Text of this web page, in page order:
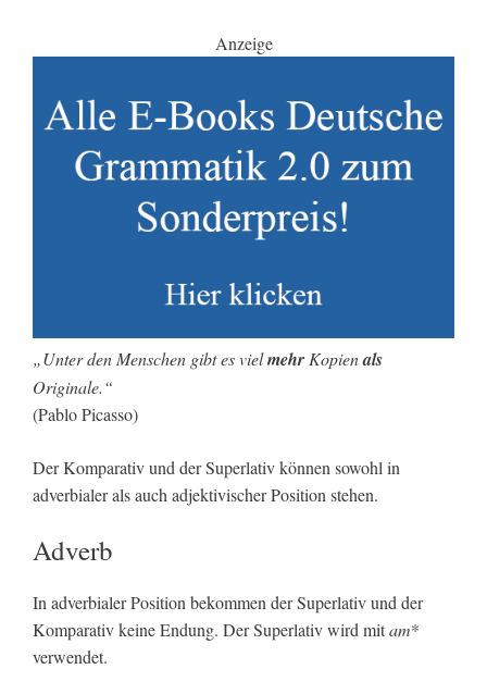
Anzeige
„Unter den Menschen gibt es vielmehr Kopienals
Originale.“
(Pablo Picasso)
Der Komparativ und der Superlativ können sowohl in
adverbialer als auch adjektivischer Position stehen.
Adverb
In adverbialer Position bekommen der Superlativ und der
Komparativ keine Endung. Der Superlativ wird mitam*
verwendet.